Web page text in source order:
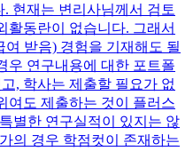
현재는 변리사님께서 검토
활동란이 없습니다. 그래서
받음) 경험을 기재해도 될
우 연구내용에 대한 포트폴
, 학사는 제출할 필요가 없
여도 제출하는 것이 플러스
별한 연구실적이 있지는 않
의 경우 학점컷이 존재하는